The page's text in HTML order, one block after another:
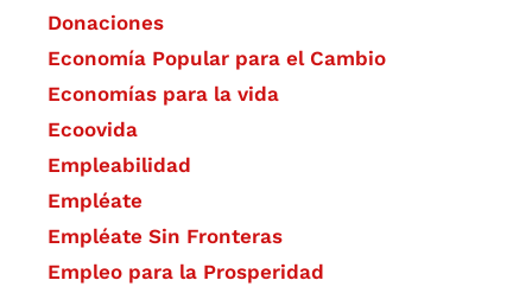
Donaciones
Economía Popular para el Cambio
Economías para la vida
Ecoovida
Empleabilidad
Empléate
Empléate Sin Fronteras
Empleo para la Prosperidad